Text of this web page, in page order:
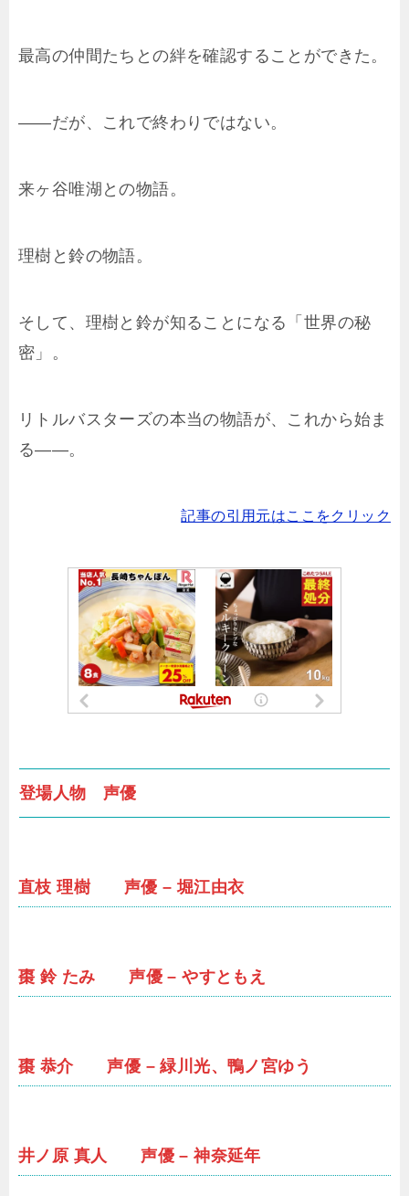
最高の仲間たちとの絆を確認することができた。
――だが、これで終わりではない。
来ヶ谷唯湖との物語。
理樹と鈴の物語。
そして、理樹と鈴が知ることになる「世界の秘
密」。
リトルバスターズの本当の物語が、これから始ま
る――。
記事の引用元はここをクリック
登場人物 声優
直枝 理樹 声優 – 堀江由衣
棗 鈴 たみ 声優 – やすともえ
棗 恭介 声優 – 緑川光、鴨ノ宮ゆう
井ノ原 真人 声優 – 神奈延年